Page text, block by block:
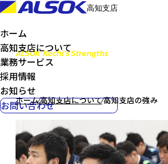
高知支店
ホーム
高知支店について
業務サービス
採用情報
お知らせ
お問い合わせ
ALSOK Kochi’s Strengths
高知支店の強み
ホーム⁄高知支店について⁄高知支店の強み